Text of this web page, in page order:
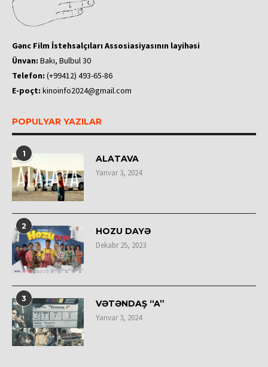
Gənc Film İstehsalçıları Assosiasiyasının layihəsi
Ünvan: Bakı, Bulbul 30
Telefon: (+99412) 493-65-86
E-poçt: kinoinfo2024@gmail.com
POPULYAR YAZILAR
1 ALATAVA
Yanvar 3, 2024
2 HOZU DAYƏ
Dekabr 25, 2023
3 VƏTƏNDAŞ “A”
Yanvar 3, 2024